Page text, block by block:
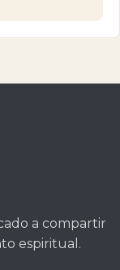
a compartir
espiritual.